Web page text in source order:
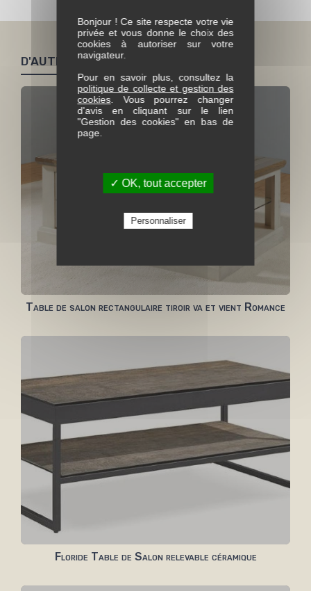
D'AUTRES PRODUITS SIMILAIRES
Table de salon rectangulaire tiroir va et vient Romance
Floride Table de Salon relevable céramique
Bonjour ! Ce site respecte votre vie
privée et vous donne le choix des
cookies à autoriser sur votre
navigateur.
Pour en savoir plus, consultez la
politique de collecte et gestion des
cookies. Vous pourrez changer
d'avis en cliquant sur le lien
"Gestion des cookies" en bas de
page.
✓ OK, tout accepter
Personnaliser